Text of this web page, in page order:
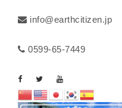
info@earthcitizen.jp
0599-65-7449